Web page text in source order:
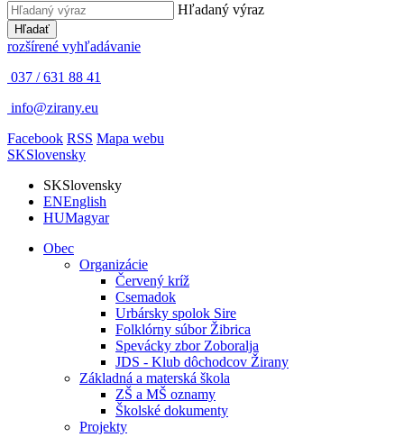
Hľadaný výraz
Hľadať
rozšírené vyhľadávanie
037 / 631 88 41
info@zirany.eu
Facebook RSS Mapa webu
SKSlovensky
SKSlovensky
ENEnglish
HUMagyar
Obec
Organizácie
Červený kríž
Csemadok
Urbársky spolok Sire
Folklórny súbor Žibrica
Spevácky zbor Zoboralja
JDS - Klub dôchodcov Žirany
Základná a materská škola
ZŠ a MŠ oznamy
Školské dokumenty
Projekty